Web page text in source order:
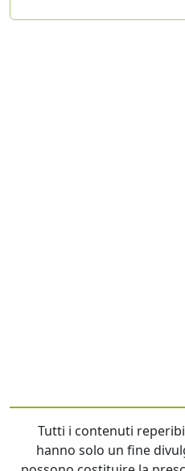
Tutti i contenuti
hanno solo un fine